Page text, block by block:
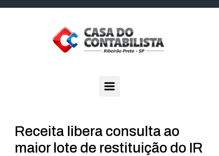
Receita libera consulta ao
maior lote de restituição do IR